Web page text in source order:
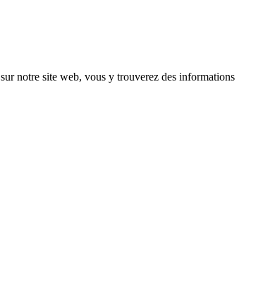
sur notre site web, vous y trouverez des informations